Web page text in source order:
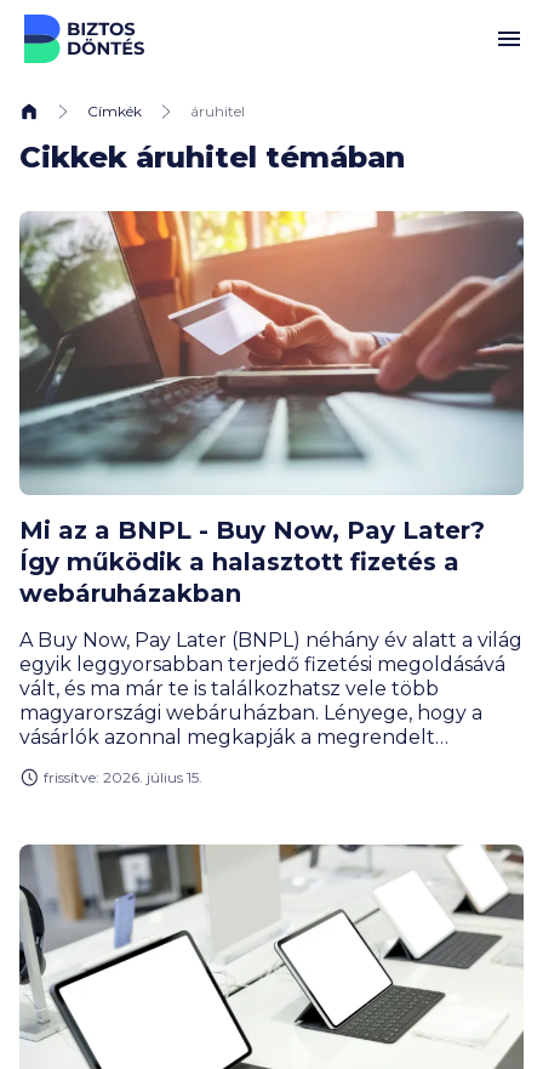
Ugrás a tartalomhoz
Címkék áruhitel
Cikkek áruhitel témában
Mi az a BNPL - Buy Now, Pay Later?
Így működik a halasztott fizetés a
webáruházakban
A Buy Now, Pay Later (BNPL) néhány év alatt a világ
egyik leggyorsabban terjedő fizetési megoldásává
vált, és ma már te is találkozhatsz vele több
magyarországi webáruházban. Lényege, hogy a
vásárlók azonnal megkapják a megrendelt
részletben fizetik ki. Hogyan működik a BNPL,
mire érdemes figyelni használat előtt?
frissítve: 2026. július 15.